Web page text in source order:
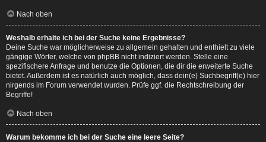
Nach oben
Weshalb erhalte ich bei der Suche keine Ergebnisse?
Deine Suche war möglicherweise zu allgemein gehalten und enthielt zu viele
gängige Wörter, welche von phpBB nicht indiziert werden. Stelle eine
spezifischere Anfrage und benutze die Optionen, die dir die erweiterte Suche
bietet. Außerdem ist es natürlich auch möglich, dass dein(e) Suchbegriff(e) hier
nirgends im Forum verwendet wurden. Prüfe ggf. die Rechtschreibung der
Begriffe!
Nach oben
Warum bekomme ich bei der Suche eine leere Seite?